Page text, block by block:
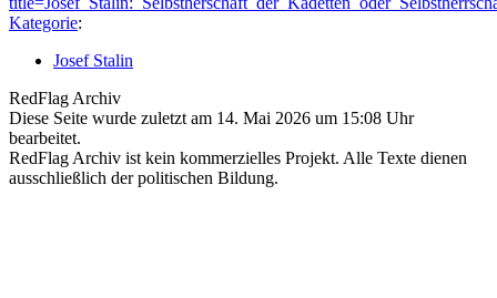
Kategorie:
Josef Stalin
RedFlag Archiv
Diese Seite wurde zuletzt am 14. Mai 2026 um 15:08 Uhr
bearbeitet.
RedFlag Archiv ist kein kommerzielles Projekt. Alle Texte dienen
ausschließlich der politischen Bildung.